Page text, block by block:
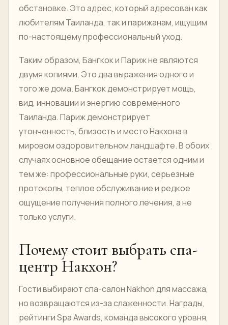
обстановке. Это адрес, который адресован как
любителям Таиланда, так и парижанам, ищущим
по-настоящему профессиональный уход.
Таким образом, Бангкок и Париж не являются
двумя копиями. Это два выражения одного и
того же дома. Бангкок демонстрирует мощь,
вид, инновации и энергию современного
Таиланда. Париж демонстрирует
утонченность, близость и место Накхона в
мировом оздоровительном ландшафте. В обоих
случаях основное обещание остается одним и
тем же: профессиональные руки, серьезные
протоколы, теплое обслуживание и редкое
ощущение получения полного лечения, а не
только услуги.
Почему стоит выбрать спа-
центр Накхон?
Гости выбирают спа-салон Nakhon для массажа,
но возвращаются из-за слаженности. Награды,
рейтинги Spa Awards, команда высокого уровня,